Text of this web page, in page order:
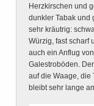
Herzkirschen und
dunkler Tabak und
sehr kräutrig:
Würzig, fast scharf
auch ein Anflug
Galestroböden.
auf die Waage, die
bleibt sehr lange